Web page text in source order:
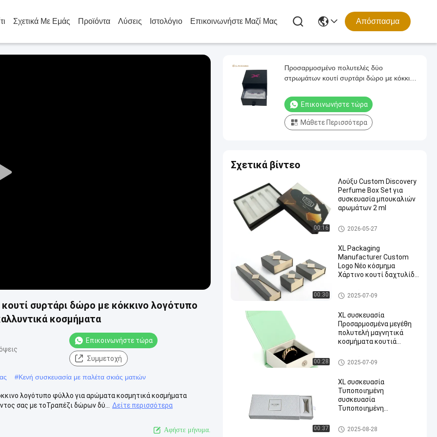
Σχετικά Με Εμάς Προϊόντα Λύσεις Ιστολόγιο Επικοινωνήστε Μαζί Μας Απόσπασμα
Play
συρτάρι δώρο με κόκκινο λογότυπο
κοσμήματα
Επικοινωνήστε τώρα
Συμμετοχή
#Κενή συσκευασία με παλέτα σκιάς ματιών
λογότυπο φύλλο για αρώματα κοσμητικά κοσμήματα
σας με τοΤραπέζι δώρων δύ...
Δείτε περισσότερα
Αφήστε μήνυμα.
Προσαρμοσμένο πολυτελές δύο
στρωμάτων κουτί συρτάρι δώρο με κόκκινο
αρώματα καλλυντικά κοσμήματα
Επικοινωνήστε τώρα
Μάθετε Περισσότερα
Σχετικά βίντεο
00:16
Λούξυ Custom Discovery
Perfume Box Set για
συσκευασία μπουκαλιών
αρωμάτων 2 ml
Τυπωμένο κουτί συσκευασί
ας
2026-05-27
00:30
XL Packaging
Manufacturer Custom
Logo Νέο κόσμημα
Χάρτινο κουτί δαχτυλίδι
Λοξοφόρα συσκευασία
κοσμημάτων
Τυπωμένο κουτί συσκευασί
ας
2025-07-09
00:28
XL συσκευασία
Προσαρμοσμένα μεγέθη
πολυτελή μαγνητικά
κοσμήματα κουτιά
κομψή εμφάνιση
κοσμημάτων
Τυπωμένο κουτί συσκευασί
ας
2025-07-09
00:37
XL συσκευασία
Τυποποιημένη
συσκευασία
Τυποποιημένη
Τυποποιημένο εμπορικό
εμπόριο Τυποποιημένο
Τυπωμένο κουτί συσκευασί
ας
2025-08-28